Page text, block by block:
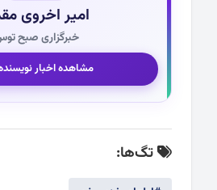
امیر اخروی
خبرگزاری صبح
مشاهده اخبار
تگ‌ها: